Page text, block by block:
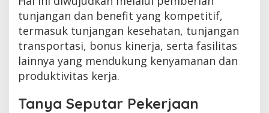
tunjangan dan benefit yang kompetitif,
termasuk tunjangan kesehatan, tunjangan
transportasi, bonus kinerja, serta fasilitas
lainnya yang mendukung kenyamanan dan
produktivitas kerja.
Tanya Seputar Pekerjaan